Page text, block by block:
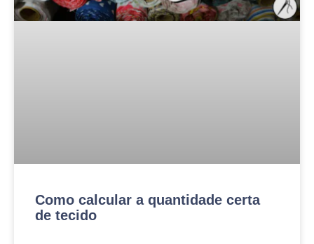
Como calcular a quantidade certa
de tecido